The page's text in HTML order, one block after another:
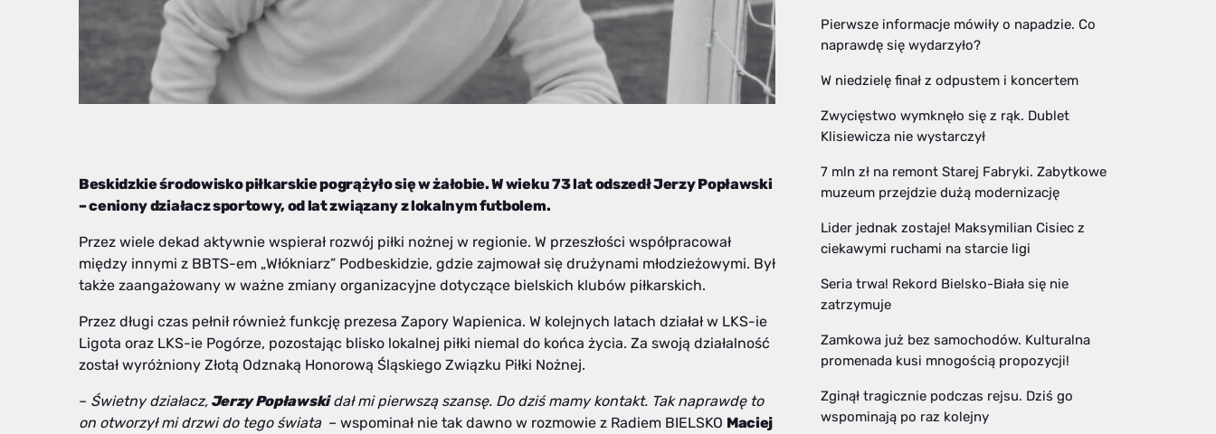
Beskidzkie środowisko piłkarskie pogrążyło się w żałobie. W wieku 73 lat odszedł Jerzy Popławski
– ceniony działacz sportowy, od lat związany z lokalnym futbolem.
Przez wiele dekad aktywnie wspierał rozwój piłki nożnej w regionie. W przeszłości współpracował
między innymi z BBTS-em „Włókniarz” Podbeskidzie, gdzie zajmował się drużynami młodzieżowymi. Był
także zaangażowany w ważne zmiany organizacyjne dotyczące bielskich klubów piłkarskich.
Przez długi czas pełnił również funkcję prezesa Zapory Wapienica. W kolejnych latach działał w LKS-ie
Ligota oraz LKS-ie Pogórze, pozostając blisko lokalnej piłki niemal do końca życia. Za swoją działalność
został wyróżniony Złotą Odznaką Honorową Śląskiego Związku Piłki Nożnej.
– Świetny działacz, Jerzy Popławskidał mi pierwszą szansę. Do dziś mamy kontakt. Tak naprawdę to
on otworzył mi drzwi do tego świata – wspominał nie tak dawno w rozmowie z Radiem BIELSKO Maciej
Pierwsze informacje mówiły o napadzie. Co
naprawdę się wydarzyło?
W niedzielę finał z odpustem i koncertem
Zwycięstwo wymknęło się z rąk. Dublet
Klisiewicza nie wystarczył
7 mln zł na remont Starej Fabryki. Zabytkowe
muzeum przejdzie dużą modernizację
Lider jednak zostaje! Maksymilian Cisiec z
ciekawymi ruchami na starcie ligi
Seria trwa! Rekord Bielsko-Biała się nie
zatrzymuje
Zamkowa już bez samochodów. Kulturalna
promenada kusi mnogością propozycji!
Zginął tragicznie podczas rejsu. Dziś go
wspominają po raz kolejny